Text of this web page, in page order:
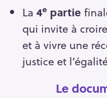
La 4epartie
qui invite à
et à vivre une
justice et
Le